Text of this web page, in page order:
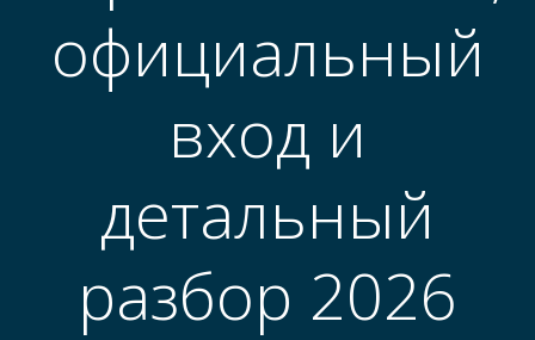
официальный
вход и
детальный
разбор 2026